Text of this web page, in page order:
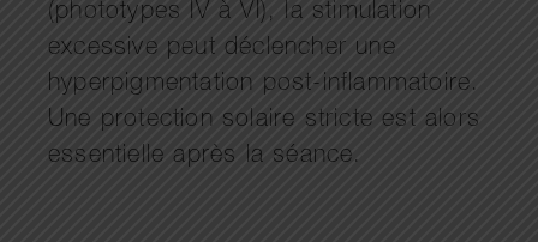
(phototypes IV à VI), la stimulation
excessive peut déclencher une
hyperpigmentation post-inflammatoire.
Une protection solaire stricte est alors
essentielle après la séance.